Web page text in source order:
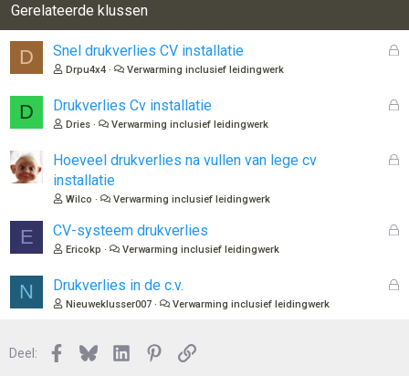
Gerelateerde klussen
D
G
n
Snel drukverlies CV installatie
Drpu4x4 Verwarming inclusief leidingwerk
D
G
Drukverlies Cv installatie
Dries Verwarming inclusief leidingwerk
G
o
Hoeveel drukverlies na vullen van lege cv
installatie
Wilco Verwarming inclusief leidingwerk
E
G
CV-systeem drukverlies
Ericokp Verwarming inclusief leidingwerk
N
G
Drukverlies in de c.v.
Nieuweklusser007 Verwarming inclusief leidingwerk
Deel: Facebook
BlueskyLinkedInPinterest
Link